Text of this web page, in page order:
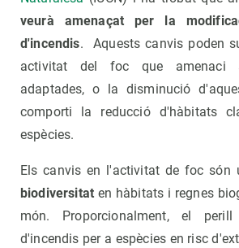
veurà amenaçat per la
d'incendis. Aquests canvis poden
activitat del foc que amenaci
adaptades, o la disminució
comporti la reducció d'hàbitats
espècies.
Els canvis en l'activitat de foc són
biodiversitat en hàbitats i regnes
món. Proporcionalment, el
d'incendis per a espècies en risc